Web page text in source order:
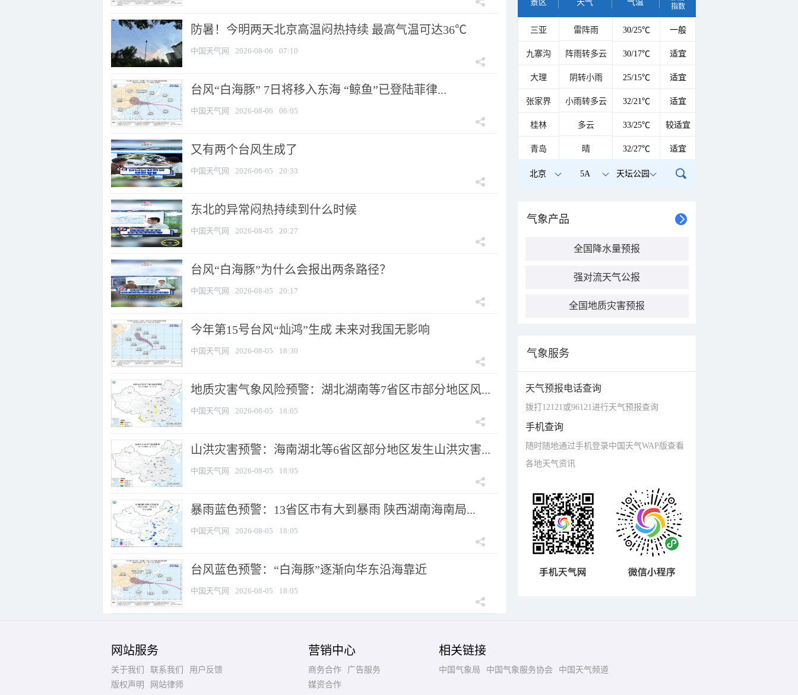
防暑！今明两天北京高温闷热持续 最高气温可达36℃
中国天气网 2026-08-06 07:10
台风“白海豚” 7日将移入东海 “鲸鱼”已登陆菲律...
中国天气网 2026-08-06 06:05
又有两个台风生成了
中国天气网 2026-08-05 20:33
东北的异常闷热持续到什么时候
中国天气网 2026-08-05 20:27
台风“白海豚”为什么会报出两条路径？
中国天气网 2026-08-05 20:17
今年第15号台风“灿鸿”生成 未来对我国无影响
中国天气网 2026-08-05 18:30
地质灾害气象风险预警：湖北湖南等7省区市部分地区风...
中国天气网 2026-08-05 18:05
山洪灾害预警：海南湖北等6省区部分地区发生山洪灾害...
中国天气网 2026-08-05 18:05
暴雨蓝色预警：13省区市有大到暴雨 陕西湖南海南局...
中国天气网 2026-08-05 18:05
台风蓝色预警：“白海豚”逐渐向华东沿海靠近
中国天气网 2026-08-05 18:05
景区 天气 气温
指数
三亚 雷阵雨 30/25℃ 一般
九寨沟 阵雨转多云 30/17℃ 适宜
大理 阴转小雨 25/15℃ 适宜
张家界 小雨转多云 32/21℃ 适宜
桂林 多云 33/25℃ 较适宜
青岛 晴 32/27℃ 适宜
北京 5A 天坛公园
气象产品
全国降水量预报
强对流天气公报
全国地质灾害预报
气象服务
天气预报电话查询
拨打12121或96121进行天气预报查询
手机查询
随时随地通过手机登录中国天气WAP版查看
各地天气资讯
网站服务
关于我们 联系我们
用户反馈
版权声明
网站律师
营销中心
商务合作
广告服务
媒资合作
相关链接
中国气象局 中国气象服务协会 中国天气频道